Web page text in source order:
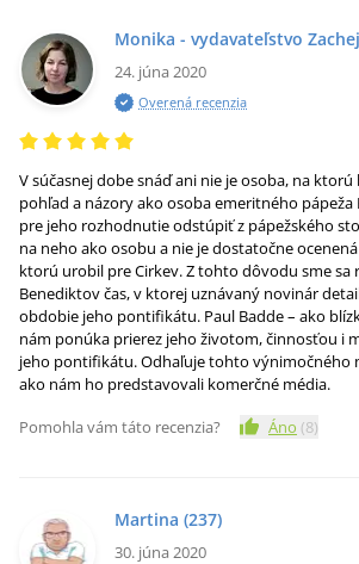
Monika - vydavateľstvo
24. júna 2020
Overená recenzia
V súčasnej dobe snáď ani nie je osoba, na
pohľad a názory ako osoba emeritného pápeža
pre jeho rozhodnutie odstúpiť z pápežského
na neho ako osobu a nie je dostatočne
ktorú urobil pre Cirkev. Z tohto dôvodu sme sa
Benediktov čas, v ktorej uznávaný novinár
obdobie jeho pontifikátu. Paul Badde – ako
nám ponúka prierez jeho životom, činnosťou i
jeho pontifikátu. Odhaľuje tohto výnimočného
ako nám ho predstavovali komerčné média.
Pomohla vám táto recenzia?
Áno (8)
Martina (237)
30. júna 2020